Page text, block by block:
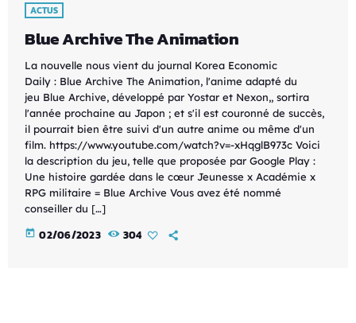
ACTUS
Blue Archive The Animation
La nouvelle nous vient du journal Korea Economic
Daily : Blue Archive The Animation, l'anime adapté du
jeu Blue Archive, développé par Yostar et Nexon,, sortira
l'année prochaine au Japon ; et s'il est couronné de succès,
il pourrait bien être suivi d'un autre anime ou même d'un
film. https://www.youtube.com/watch?v=-xHqglB973c Voici
la description du jeu, telle que proposée par Google Play :
Une histoire gardée dans le cœur Jeunesse x Académie x
RPG militaire = Blue Archive Vous avez été nommé
conseiller du […]
today 02/06/2023 304